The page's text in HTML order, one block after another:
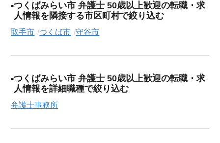
つくばみらい市 弁護士 50歳以上歓迎の転職・求
人情報を隣接する市区町村で絞り込む
取手市 つくば市 守谷市
つくばみらい市 弁護士 50歳以上歓迎の転職・求
人情報を詳細職種で絞り込む
弁護士事務所